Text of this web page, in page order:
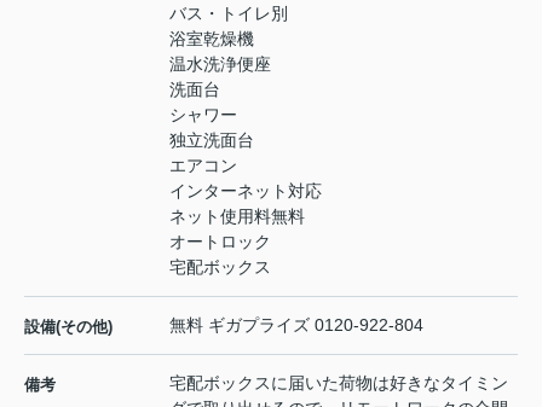
バス・トイレ別
浴室乾燥機
温水洗浄便座
洗面台
シャワー
独立洗面台
エアコン
インターネット対応
ネット使用料無料
オートロック
宅配ボックス
設備(その他) 無料 ギガプライズ 0120-922-804
備考
宅配ボックスに届いた荷物は好きなタイミン